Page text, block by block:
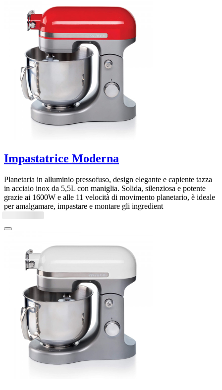
Impastatrice Moderna
Planetaria in alluminio pressofuso, design elegante e capiente tazza
in acciaio inox da 5,5L con maniglia. Solida, silenziosa e potente
grazie ai 1600W e alle 11 velocità di movimento planetario, è ideale
per amalgamare, impastare e montare gli ingredient